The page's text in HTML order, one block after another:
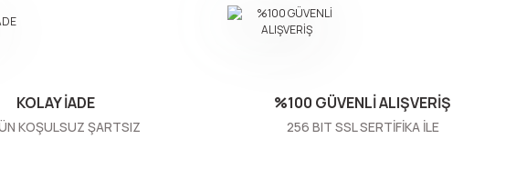
KOLAY İADE
KOŞULSUZ ŞARTSIZ
%100 GÜVENLİ ALIŞVERİŞ
256 BIT SSL SERTİFİKA İLE